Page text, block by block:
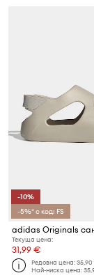
-10%
-5%* с код: FS
Текуща цена:
31,99 €
Редовна цена:
Най-ниска цена: